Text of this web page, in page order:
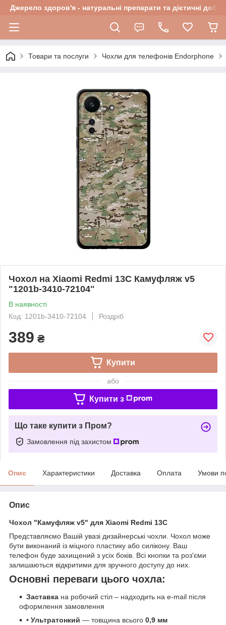
Джерело здоров'я - натуральні препарати та дієтичні
Товари та послуги Чохли для телефонів Endorphone
Чохол на Xiaomi Redmi 13C Камуфляж v5
"1201b-3410-72104"
В наявності
Код: 1201b-3410-72104
Роздріб
389 ₴
Купити
або
Купити з
Що таке купити з Пром?
Замовлення під захистом
Опис Характеристики Доставка Оплата Умови
Опис
Чохол "Камуфляж v5" для Xiaomi Redmi 13C
Представляємо Вашій увазі дизайнерські чохли. Чохол може
бути виконаний із міцного пластику або силікону. Ваш
телефон буде захищений з усіх боків. Всі кнопки та роз'єми
залишаються відкритими для зручного доступу до них.
Основні переваги цього чохла:
Заставка на робочий стіл – надходить на e-mail після
оформлення замовлення
• Ультратонкий — товщина всього 0,9 мм